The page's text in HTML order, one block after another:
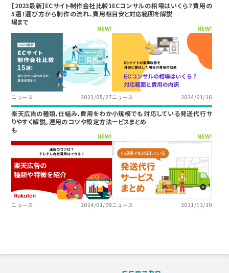
【2023最新】ECサイト制作会社比較1
5選！選び方から制作の流れ、費用相
場まで
NEW!
ニュース 2023/05/27
ECコンサルの相場はいくら？費用の
目安と対応範囲を解説
NEW!
ニュース 2024/01/16
楽天広告の種類、仕組み、費用をわか
りやすく解説。運用のコツや設定方法
も
NEW!
ニュース 2024/01/09
小規模でも対応している発送代行サ
ービスまとめ
NEW!
ニュース 2021/12/10